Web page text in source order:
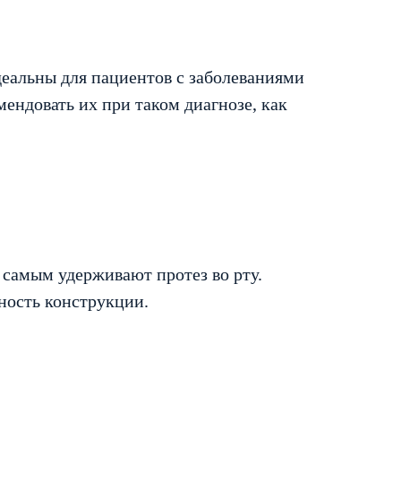
для пациентов с заболеваниями
их при таком диагнозе, как
удерживают протез во рту.
конструкции.